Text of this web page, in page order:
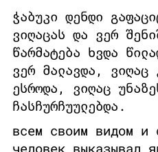
ჭაბუკი დენდი
ვიღაცას და ვერ
წარმატება ხვდა
ვერ მალავდა,
ესროდა, ვიღაც
ჩასჩურჩუულებდა.
всем своим видом и
человек выказывал